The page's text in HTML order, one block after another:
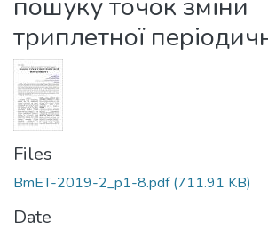
триплетної
Files
BmET-2019-2_p1-8.pdf(711.91 KB)
Date